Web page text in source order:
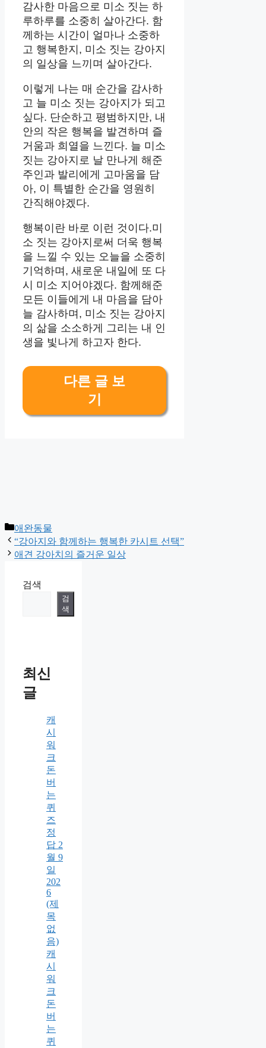
감사한 마음으로 미소 짓는 하
루하루를 소중히 살아간다. 함
께하는 시간이 얼마나 소중하
고 행복한지, 미소 짓는 강아지
의 일상을 느끼며 살아간다.
이렇게 나는 매 순간을 감사하
고 늘 미소 짓는 강아지가 되고
싶다. 단순하고 평범하지만, 내
안의 작은 행복을 발견하며 즐
거움과 희열을 느낀다. 늘 미소
짓는 강아지로 날 만나게 해준
주인과 발리에게 고마움을 담
아, 이 특별한 순간을 영원히
간직해야겠다.
행복이란 바로 이런 것이다.미
소 짓는 강아지로써 더욱 행복
을 느낄 수 있는 오늘을 소중히
기억하며, 새로운 내일에 또 다
시 미소 지어야겠다. 함께해준
모든 이들에게 내 마음을 담아
늘 감사하며, 미소 짓는 강아지
의 삶을 소소하게 그리는 내 인
생을 빛나게 하고자 한다.
다른 글 보
기
Categories
애완동물
“강아지와 함께하는 행복한 카시트 선택”
애견 강아치의 즐거운 일상
검색
검
색
최신
글
캐
시
워
크
돈
버
는
퀴
즈
정
답 2
월 9
일
202
6
(제
목
없
음)
캐
시
워
크
돈
버
는
퀴